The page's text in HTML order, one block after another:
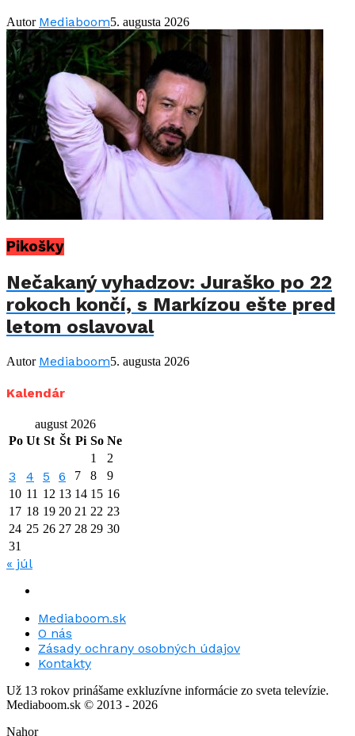
Autor Mediaboom5. augusta 2026
Pikošky
Nečakaný vyhadzov: Juraško po 22
rokoch končí, s Markízou ešte pred
letom oslavoval
Autor Mediaboom5. augusta 2026
Kalendár
august 2026
Po Ut St Št Pi So Ne
1
2
3 4 5 6 7 8
9
10 11 12 13 14 15 16
17 18 19 20 21 22 23
24 25 26 27 28 29 30
31
« júl
Mediaboom.sk
O nás
Zásady ochrany osobných údajov
Kontakty
Už 13 rokov prinášame exkluzívne informácie zo sveta televízie.
Mediaboom.sk © 2013 - 2026
Nahor